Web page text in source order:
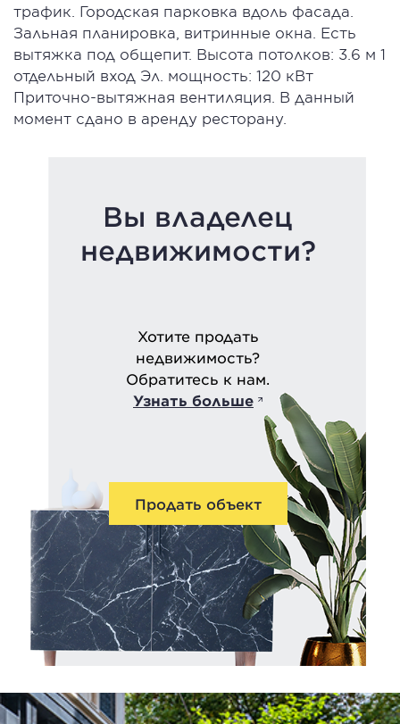
трафик. Городская парковка вдоль фасада.
Зальная планировка, витринные окна. Есть
вытяжка под общепит. Высота потолков: 3.6 м 1
отдельный вход Эл. мощность: 120 кВт
Приточно-вытяжная вентиляция. В данный
момент сдано в аренду ресторану.
Вы владелец
недвижимости?
Хотите продать
недвижимость?
Обратитесь к нам.
Узнать больше
Продать объект